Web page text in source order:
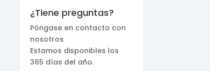
¿Tiene preguntas?
Póngase en contacto con
nosotros
Estamos disponibles los
365 días del año.